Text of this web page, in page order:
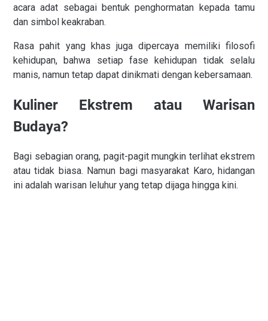
acara adat sebagai bentuk penghormatan kepada tamu
dan simbol keakraban.
Rasa pahit yang khas juga dipercaya memiliki filosofi
kehidupan, bahwa setiap fase kehidupan tidak selalu
manis, namun tetap dapat dinikmati dengan kebersamaan.
Kuliner Ekstrem atau Warisan
Budaya?
Bagi sebagian orang, pagit-pagit mungkin terlihat ekstrem
atau tidak biasa. Namun bagi masyarakat Karo, hidangan
ini adalah warisan leluhur yang tetap dijaga hingga kini.